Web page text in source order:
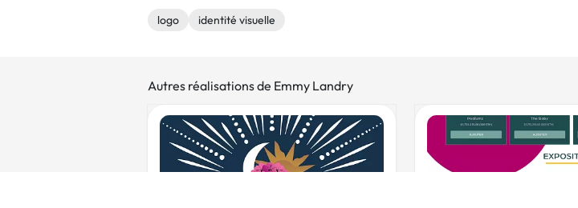
logo identité visuelle
Autres réalisations de Emmy Landry